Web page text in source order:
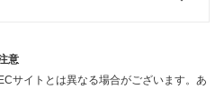
意
サイトとは異なる場合がございます。あ